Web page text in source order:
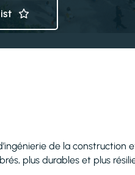
de la construction
plus durables et plus